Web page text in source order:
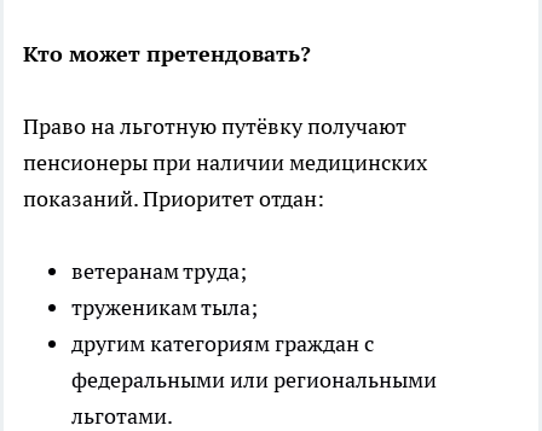
Кто может претендовать?
Право на льготную путёвку получают
пенсионеры при наличии медицинских
показаний. Приоритет отдан:
ветеранам труда;
труженикам тыла;
другим категориям граждан с
федеральными или региональными
льготами.